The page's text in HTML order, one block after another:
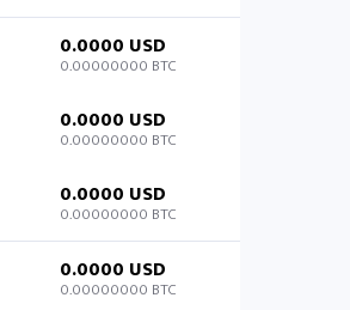
0.0000 USD
0.00000000 BTC
0.0000 USD
0.00000000 BTC
0.0000 USD
0.00000000 BTC
0.0000 USD
0.00000000 BTC